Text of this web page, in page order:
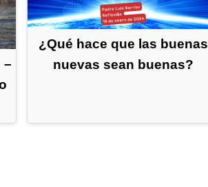
–
¿Qué hace que las buenas
nuevas sean buenas?